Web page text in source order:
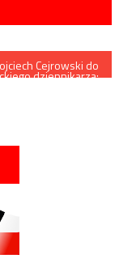
Cejrowski do
dziennikarza: